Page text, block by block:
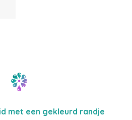
met een gekleurd randje